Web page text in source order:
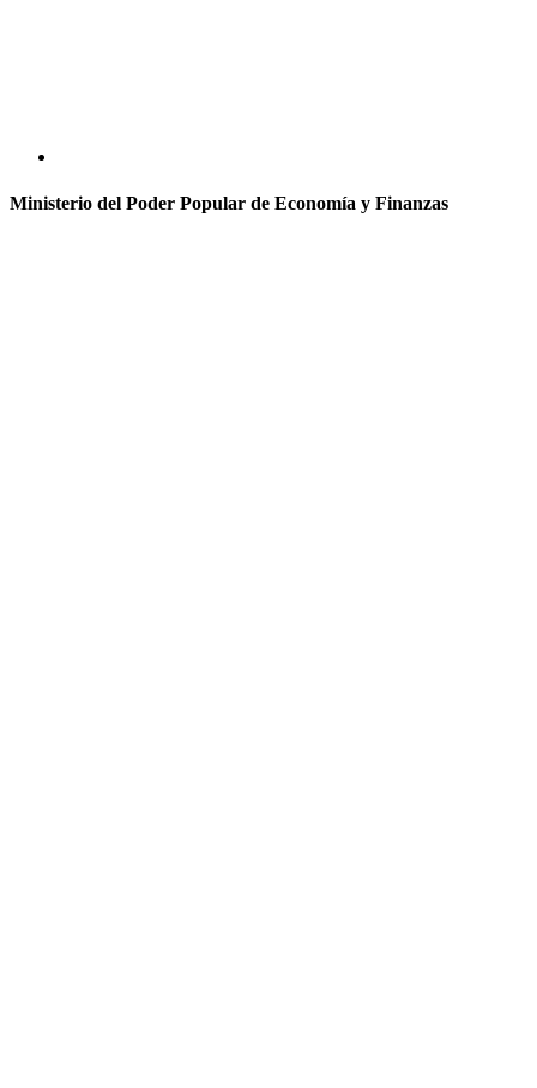
Ministerio del Poder Popular de Economía y Finanzas